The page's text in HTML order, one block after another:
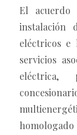
El
instalación
eléctricos e
servicios
eléctrica,